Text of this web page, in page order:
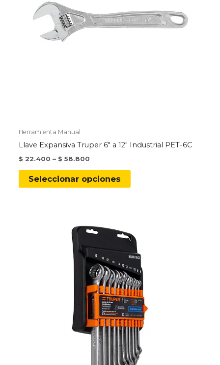
Herramienta Manual
Llave Expansiva Truper 6″ a 12″ Industrial PET-6C
$ 22.400 – $ 58.800
Seleccionar opciones
Este
opciones
se
pueden
elegir
en
la
página
de
producto